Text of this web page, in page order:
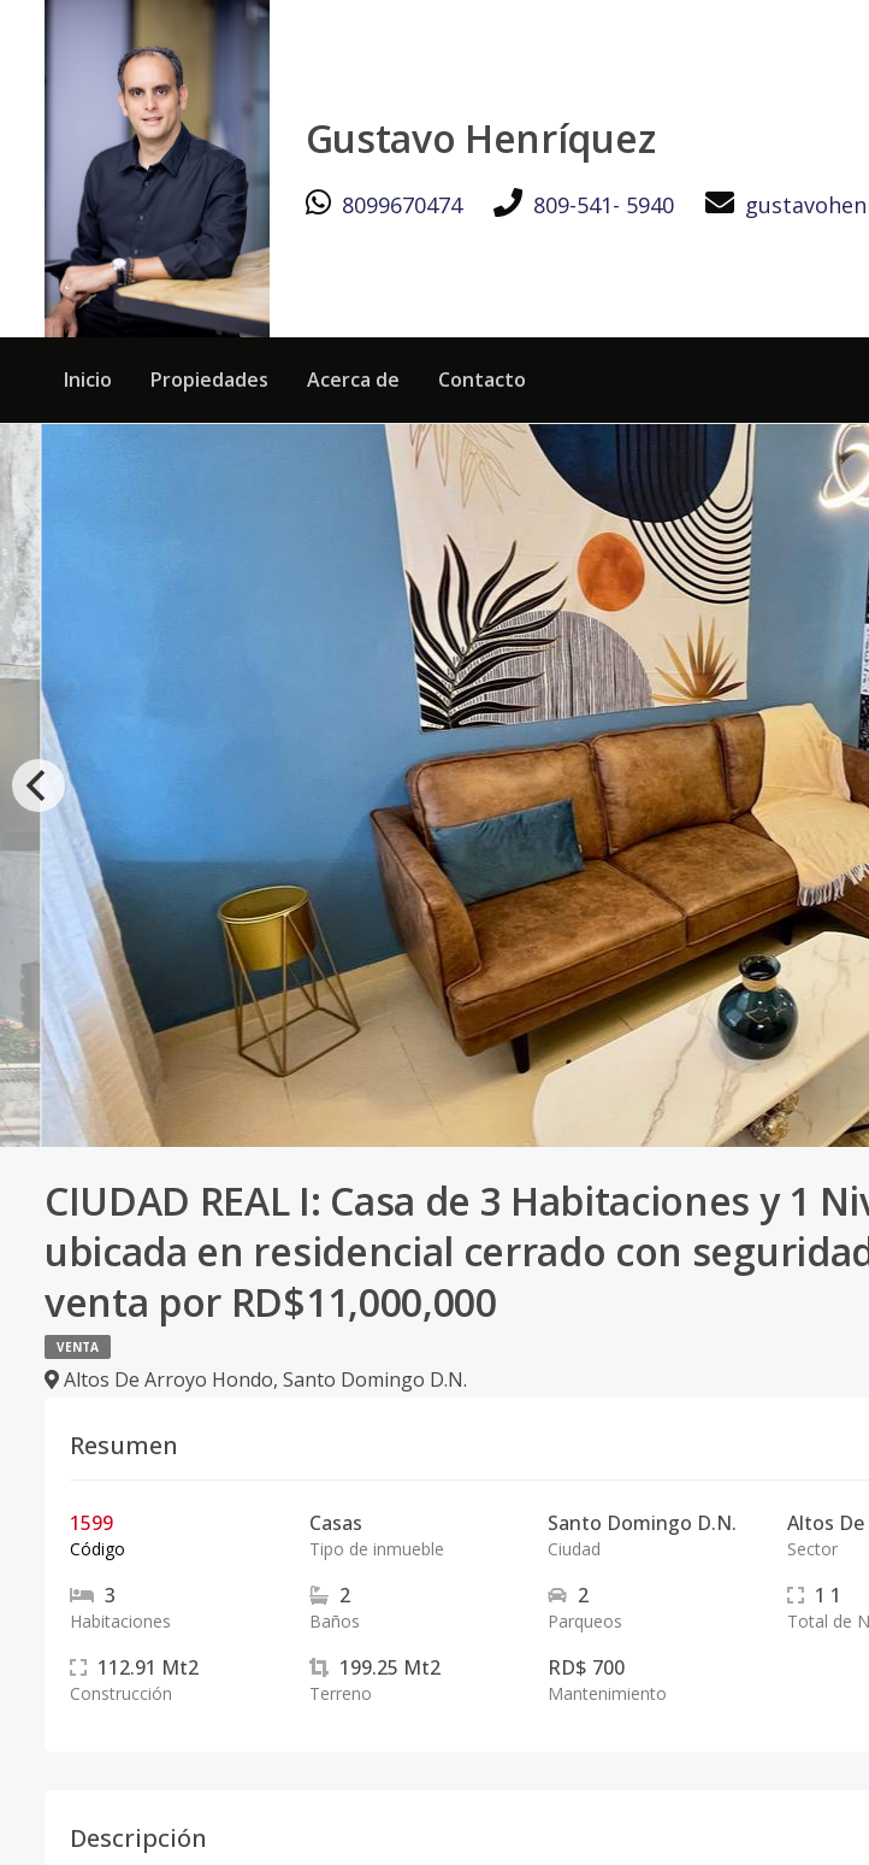
Gustavo Henríquez
8099670474 809-541- 5940
Inicio Propiedades Acerca de Contacto
CIUDAD REAL I: Casa de 3 Habitaciones y 1
ubicada en residencial cerrado con
venta por RD$11,000,000
VENTA
Altos De Arroyo Hondo, Santo Domingo D.N.
Resumen
1599
Código
Casas
Tipo de inmueble
Santo Domingo D.N.
Ciudad
Altos
Sector
3
Habitaciones
2
Baños
2
Parqueos
1 1
Total de
112.91 Mt2
Construcción
199.25 Mt2
Terreno
RD$ 700
Mantenimiento
Descripción
CIUDAD REAL I: Casa de 3 Habitaciones y 1 Nivel, ubicada en residencial cerrado con seguridad